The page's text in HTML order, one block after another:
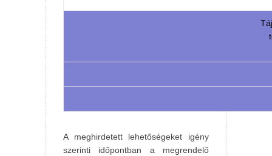
A meghirdetett lehetőségeket igény
szerinti időpontban a megrendelő